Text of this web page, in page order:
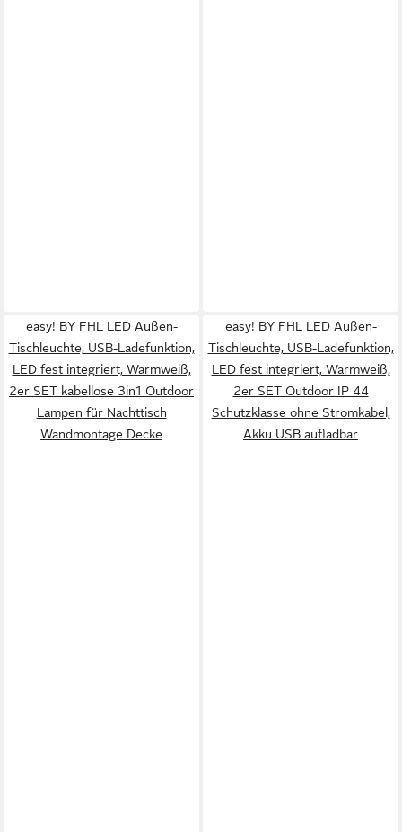
easy! BY FHL LED Außen-
Tischleuchte, USB-Ladefunktion,
LED fest integriert, Warmweiß,
2er SET kabellose 3in1 Outdoor
Lampen für Nachttisch
Wandmontage Decke
easy! BY FHL LED Außen-
Tischleuchte, USB-Ladefunktion,
LED fest integriert, Warmweiß,
2er SET Outdoor IP 44
Schutzklasse ohne Stromkabel,
Akku USB aufladbar